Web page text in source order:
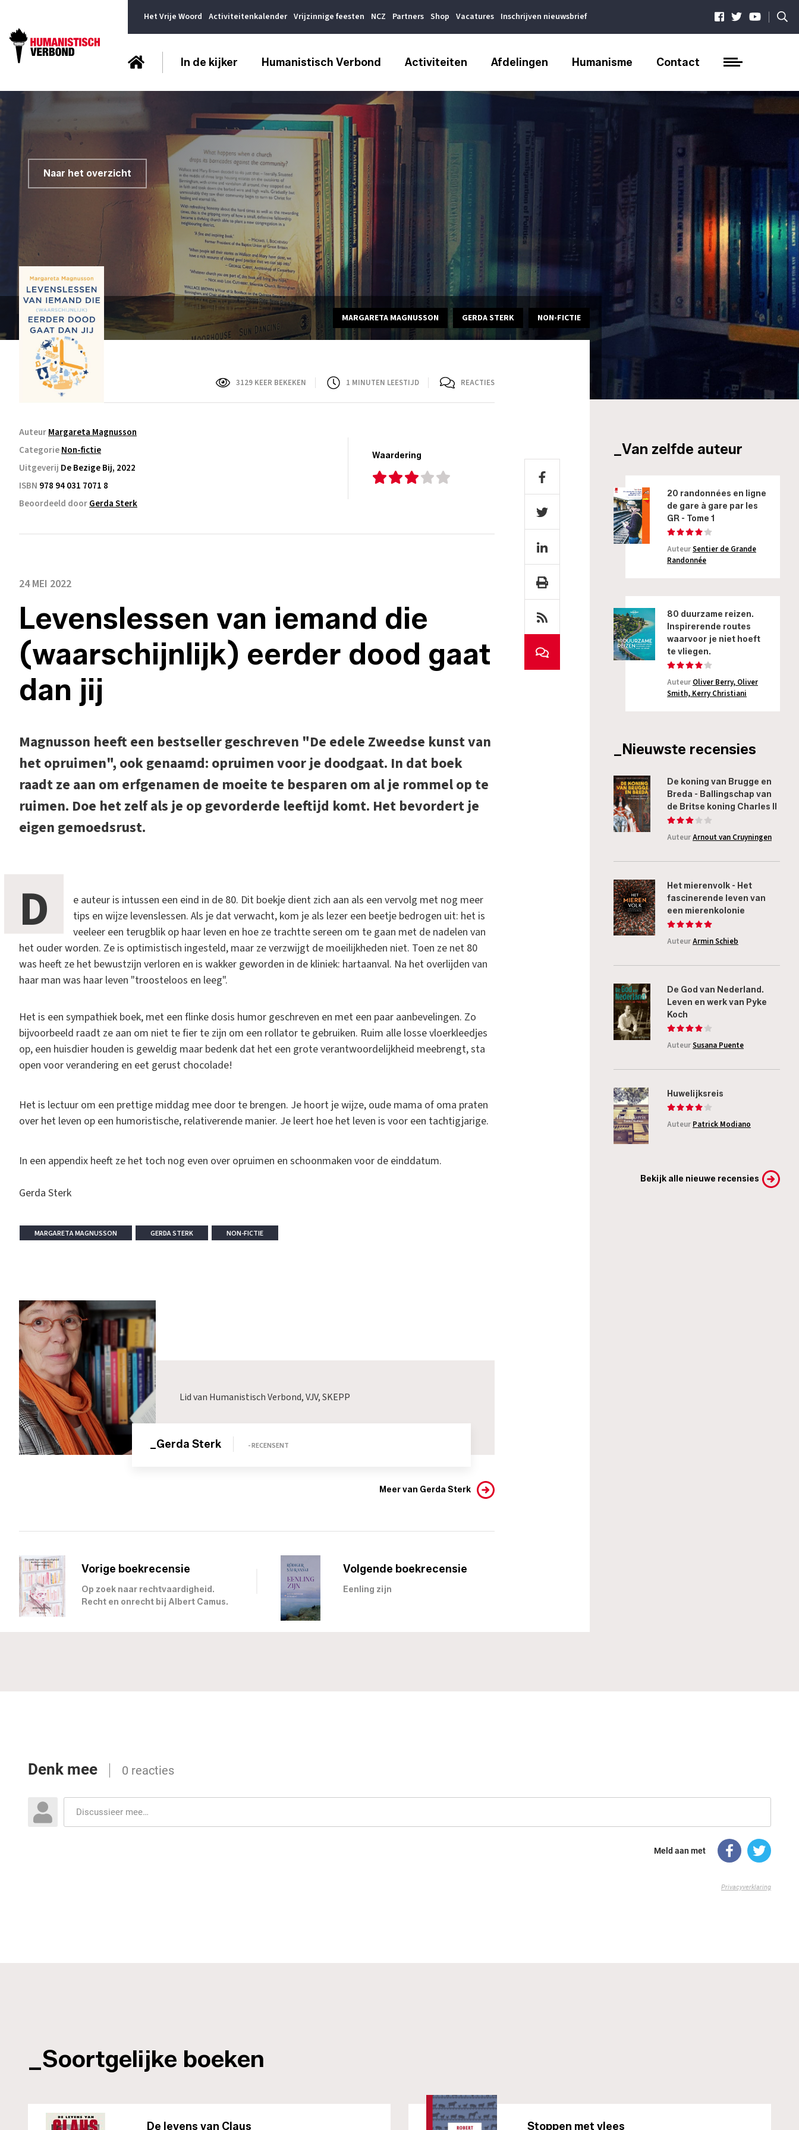
Het Vrije Woord Activiteitenkalender Vrijzinnige feesten NCZ Partners Shop Vacatures Inschrijven nieuwsbrief |
In de kijker Humanistisch Verbond Activiteiten Afdelingen Humanisme Contact
Naar het overzicht
MARGARETA MAGNUSSON GERDA STERK NON-FICTIE
3129 KEER BEKEKEN 1 MINUTEN LEESTIJD REACTIES
AuteurMargareta Magnusson
CategorieNon-fictie
Uitgeverij De Bezige Bij, 2022
ISBN 978 94 031 7071 8
Beoordeeld doorGerda Sterk
Waardering
24 MEI 2022
Levenslessen van iemand die
(waarschijnlijk) eerder dood gaat
dan jij
Magnusson heeft een bestseller geschreven "De edele Zweedse kunst van
het opruimen", ook genaamd: opruimen voor je doodgaat. In dat boek
raadt ze aan om erfgenamen de moeite te besparen om al je rommel op te
ruimen. Doe het zelf als je op gevorderde leeftijd komt. Het bevordert je
eigen gemoedsrust.
D
e auteur is intussen een eind in de 80. Dit boekje dient zich aan als een vervolg met nog meer
tips en wijze levenslessen. Als je dat verwacht, kom je als lezer een beetje bedrogen uit: het is
veeleer een terugblik op haar leven en hoe ze trachtte sereen om te gaan met de nadelen van
het ouder worden. Ze is optimistisch ingesteld, maar ze verzwijgt de moeilijkheden niet. Toen ze net 80
was heeft ze het bewustzijn verloren en is wakker geworden in de kliniek: hartaanval. Na het overlijden van
haar man was haar leven "troosteloos en leeg".
Het is een sympathiek boek, met een flinke dosis humor geschreven en met een paar aanbevelingen. Zo
bijvoorbeeld raadt ze aan om niet te fier te zijn om een rollator te gebruiken. Ruim alle losse vloerkleedjes
op, een huisdier houden is geweldig maar bedenk dat het een grote verantwoordelijkheid meebrengt, sta
open voor verandering en eet gerust chocolade!
Het is lectuur om een prettige middag mee door te brengen. Je hoort je wijze, oude mama of oma praten
over het leven op een humoristische, relativerende manier. Je leert hoe het leven is voor een tachtigjarige.
In een appendix heeft ze het toch nog even over opruimen en schoonmaken voor de einddatum.
Gerda Sterk
MARGARETA MAGNUSSON GERDA STERK NON-FICTIE
Lid van Humanistisch Verbond, VJV, SKEPP
_Gerda Sterk - RECENSENT
Meer van Gerda Sterk
Vorige boekrecensie
Op zoek naar rechtvaardigheid.
Recht en onrecht bij Albert Camus.
Volgende boekrecensie
Eenling zijn
_Van zelfde auteur
20 randonnées en ligne
de gare à gare par les
GR - Tome 1
AuteurSentier de Grande
Randonnée
80 duurzame reizen.
Inspirerende routes
waarvoor je niet hoeft
te vliegen.
Auteur Oliver Berry, Oliver
Smith, Kerry Christiani
_Nieuwste recensies
De koning van Brugge en
Breda - Ballingschap van
de Britse koning Charles II
AuteurArnout van Cruyningen
Het mierenvolk - Het
fascinerende leven van
een mierenkolonie
AuteurArmin Schieb
De God van Nederland.
Leven en werk van Pyke
Koch
AuteurSusana Puente
Huwelijksreis
Auteur Patrick Modiano
Bekijk alle nieuwe recensies
_Soortgelijke boeken
De levens van Claus Stoppen met vlees